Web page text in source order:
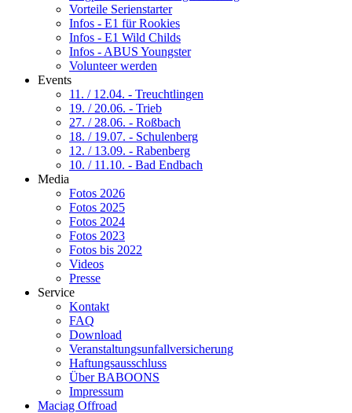
Vorteile Serienstarter
Infos - E1 für Rookies
Infos - E1 Wild Childs
Infos - ABUS Youngster
Volunteer werden
Events
11. / 12.04. - Treuchtlingen
19. / 20.06. - Trieb
27. / 28.06. - Roßbach
18. / 19.07. - Schulenberg
12. / 13.09. - Rabenberg
10. / 11.10. - Bad Endbach
Media
Fotos 2026
Fotos 2025
Fotos 2024
Fotos 2023
Fotos bis 2022
Videos
Presse
Service
Kontakt
FAQ
Download
Veranstaltungsunfallversicherung
Haftungsausschluss
Über BABOONS
Impressum
Maciag Offroad